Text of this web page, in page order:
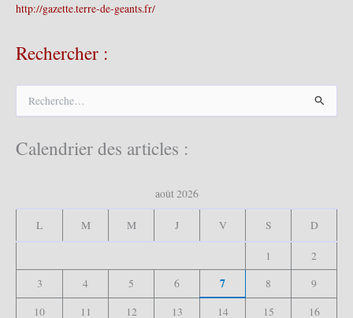
http://gazette.terre-de-geants.fr/
Rechercher :
e
Calendrier des articles :
août 2026
L M M J V S D
1
2
3
4 5 6 7 8
9
10
11 12 13 14 15
16